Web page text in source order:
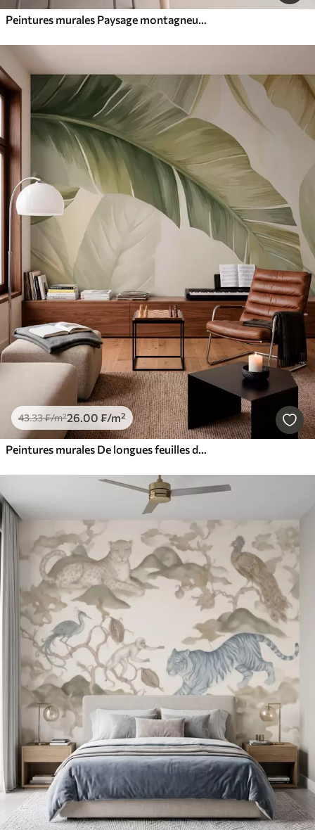
Peintures murales Paysage montagneux aux reliefs variés
43.33₣/m²26.00 ₣/m²
Peintures murales De longues feuilles de bananier